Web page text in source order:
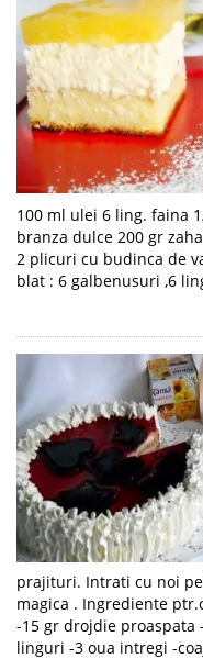
100 ml ulei 6 ling. faina
branza dulce 200 gr
2 plicuri cu budinca de
blat : 6 galbenusuri ,6
prajituri. Intrati cu noi
magica . Ingrediente
-15 gr drojdie proaspata
linguri -3 oua intregi -